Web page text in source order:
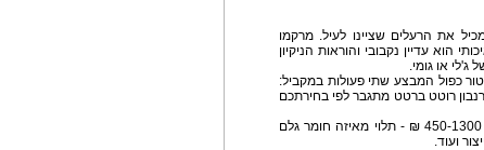
את הרעלים שציינו לעיל. מרקמו
הוא עדיין נקבובי והוראות הניקיון
ג'לי או גומי.
כפול המבצע שתי פעולות במקביל:
רוטט ברטט מתגבר לפי בחירתכם
ה"רולס רויס" של צעצועי המין ועלויותיהם נעות בין – 450-1300 ₪ - תלוי מאיזה חומר גלם
ועוד.